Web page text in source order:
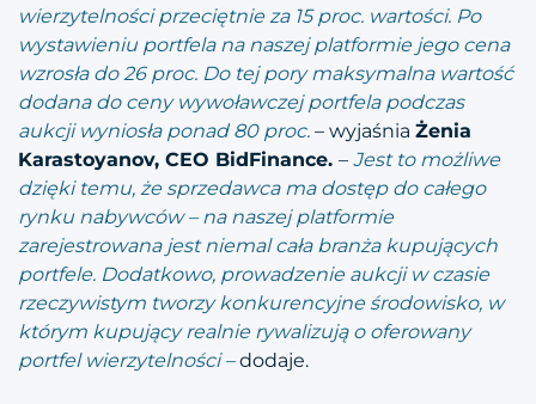
wierzytelności przeciętnie za 15 proc. wartości. Po
wystawieniu portfela na naszej platformie jego cena
wzrosła do 26 proc. Do tej pory maksymalna wartość
dodana do ceny wywoławczej portfela podczas
aukcji wyniosła ponad 80 proc. – wyjaśnia Żenia
Karastoyanov, CEO BidFinance. – Jest to możliwe
dzięki temu, że sprzedawca ma dostęp do całego
rynku nabywców – na naszej platformie
zarejestrowana jest niemal cała branża kupujących
portfele. Dodatkowo, prowadzenie aukcji w czasie
rzeczywistym tworzy konkurencyjne środowisko, w
którym kupujący realnie rywalizują o oferowany
portfel wierzytelności –dodaje.